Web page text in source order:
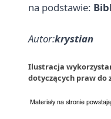
na podstawie:
Autor:krystian
Ilustracja
dotyczących praw do